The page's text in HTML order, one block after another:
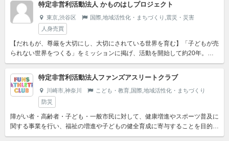
特定非営利活動法人 かものはしプロジェクト
東京,渋谷区
国際,地域活性化・まちづくり,震災・災害
人身売買
【だれもが、尊厳を大切にし、大切にされている世界を育む】「子どもが売
られない世界をつくる」をミッションに掲げ、活動を開始して約20年。人
身売買の現場と向き合い続けたこと、被害者や最貧困層の女性た...
特定非営利活動法人ファンズアスリートクラブ
川崎市,神奈川
こども・教育,国際,地域活性化・まちづくり
防災
障がい者・高齢者・子ども・一般市民に対して、健康増進やスポーツ普及に
関する事業を行い、福祉の増進や子どもの健全育成に寄与することを目的と
する。さらに、スポーツを通した地域の新たなコミュニティ形成...